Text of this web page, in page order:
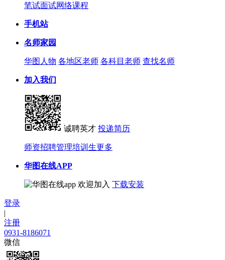
笔试面试网络课程
手机站
名师家园
华图人物 各地区老师 各科目老师 查找名师
加入我们
诚聘英才 投递简历
师资招聘管理培训生更多
华图在线APP
欢迎加入 下载安装
登录
|
注册
0931-8186071
微信